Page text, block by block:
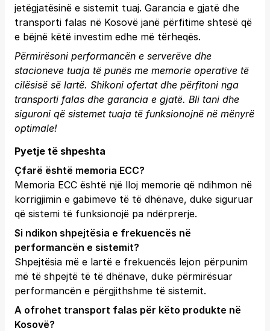
jetëgjatësinë e sistemit tuaj. Garancia e gjatë dhe
transporti falas në Kosovë janë përfitime shtesë që
e bëjnë këtë investim edhe më tërheqës.
Përmirësoni performancën e serverëve dhe
stacioneve tuaja të punës me memorie operative të
cilësisë së lartë. Shikoni ofertat dhe përfitoni nga
transporti falas dhe garancia e gjatë. Bli tani dhe
siguroni që sistemet tuaja të funksionojnë në mënyrë
optimale!
Pyetje të shpeshta
Çfarë është memoria ECC?
Memoria ECC është një lloj memorie që ndihmon në
korrigjimin e gabimeve të të dhënave, duke siguruar
që sistemi të funksionojë pa ndërprerje.
Si ndikon shpejtësia e frekuencës në
performancën e sistemit?
Shpejtësia më e lartë e frekuencës lejon përpunim
më të shpejtë të të dhënave, duke përmirësuar
performancën e përgjithshme të sistemit.
A ofrohet transport falas për këto produkte në
Kosovë?